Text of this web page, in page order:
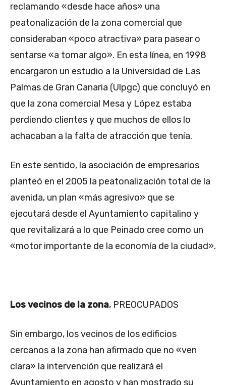
reclamando «desde hace años» una
peatonalización de la zona comercial que
consideraban «poco atractiva» para pasear o
sentarse «a tomar algo». En esta línea, en 1998
encargaron un estudio a la Universidad de Las
Palmas de Gran Canaria (Ulpgc) que concluyó en
que la zona comercial Mesa y López estaba
perdiendo clientes y que muchos de ellos lo
achacaban a la falta de atracción que tenía.
En este sentido, la asociación de empresarios
planteó en el 2005 la peatonalización total de la
avenida, un plan «más agresivo» que se
ejecutará desde el Ayuntamiento capitalino y
que revitalizará a lo que Peinado cree como un
«motor importante de la economía de la ciudad».
Los vecinos de la zona, PREOCUPADOS
Sin embargo, los vecinos de los edificios
cercanos a la zona han afirmado que no «ven
clara» la intervención que realizará el
Ayuntamiento en agosto y han mostrado su